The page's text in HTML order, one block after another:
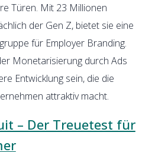
Türen. Mit 23 Millionen
der Gen Z, bietet sie eine
für Employer Branding.
Monetarisierung durch Ads
Entwicklung sein, die die
attraktiv macht.
– Der Treuetest für